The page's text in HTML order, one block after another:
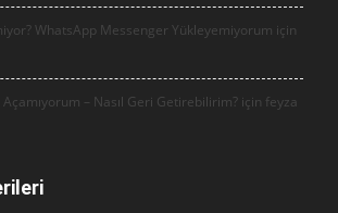
WhatsApp Messenger Yükleyemiyorum için
– Nasıl Geri Getirebilirim? için feyza